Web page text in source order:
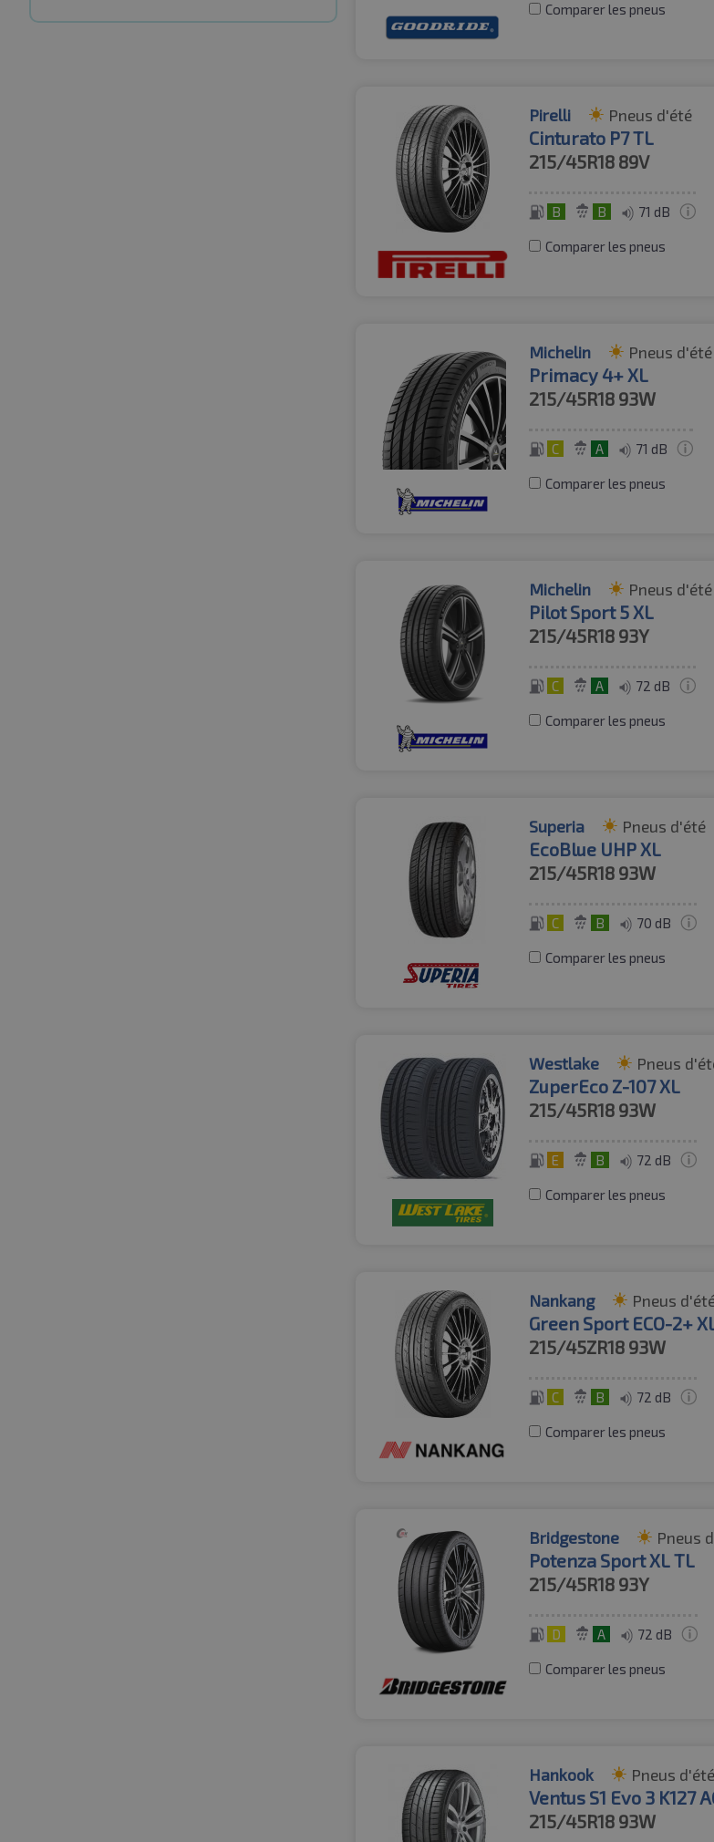
Comparer les pneus
Pirelli Pneus d'été
Cinturato P7 TL
215/45R18 89V
B B 71 dB
Comparer les pneus
Michelin Pneus d'été
Primacy 4+ XL
215/45R18 93W
C A 71 dB
Comparer les pneus
Michelin Pneus d'été
Pilot Sport 5 XL
215/45R18 93Y
C A 72 dB
Comparer les pneus
Superia Pneus d'été
EcoBlue UHP XL
215/45R18 93W
C B 70 dB
Comparer les pneus
Westlake Pneus
ZuperEco Z-107 XL
215/45R18 93W
E B 72 dB
Comparer les pneus
Nankang Pneus
Green Sport ECO-2+
215/45ZR18 93W
C B 72 dB
Comparer les pneus
Bridgestone Pneus
Potenza Sport XL TL
215/45R18 93Y
D A 72 dB
Comparer les pneus
Hankook Pneus d'été
Ventus S1 Evo 3 K127
215/45R18 93W